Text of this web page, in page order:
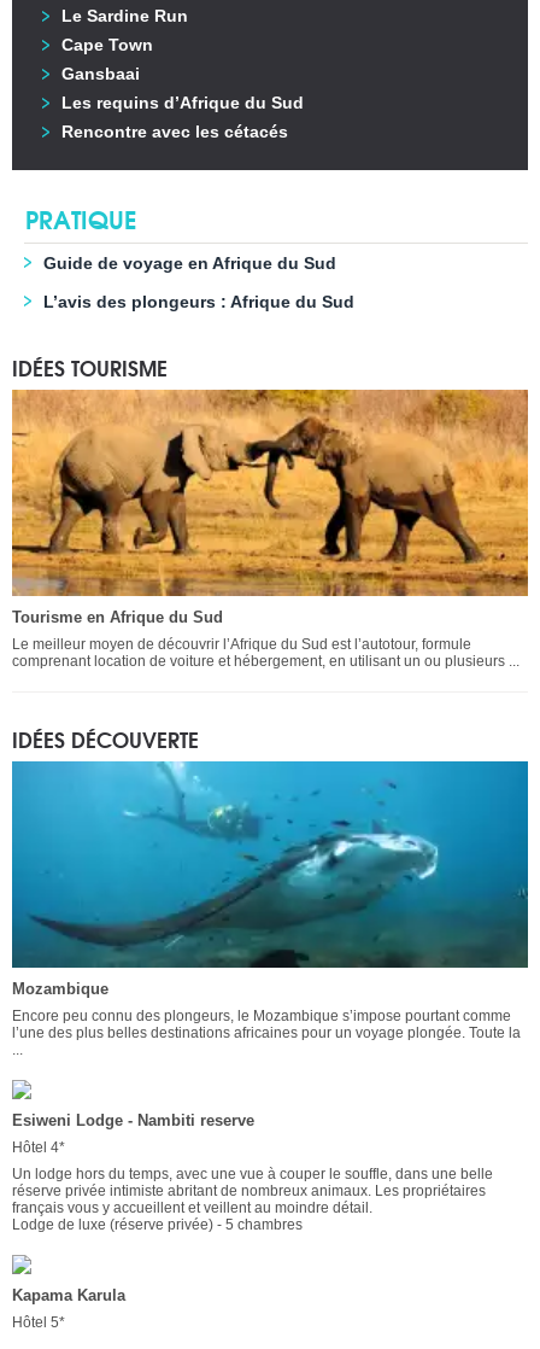
Le Sardine Run
Cape Town
Gansbaai
Les requins d’Afrique du Sud
Rencontre avec les cétacés
PRATIQUE
Guide de voyage en Afrique du Sud
L’avis des plongeurs : Afrique du Sud
IDÉES TOURISME
Tourisme en Afrique du Sud
Le meilleur moyen de découvrir l’Afrique du Sud est l’autotour, formule
comprenant location de voiture et hébergement, en utilisant un ou plusieurs ...
IDÉES DÉCOUVERTE
Mozambique
Encore peu connu des plongeurs, le Mozambique s’impose pourtant comme
l’une des plus belles destinations africaines pour un voyage plongée. Toute la
...
Esiweni Lodge - Nambiti reserve
Hôtel 4*
Un lodge hors du temps, avec une vue à couper le souffle, dans une belle
réserve privée intimiste abritant de nombreux animaux. Les propriétaires
français vous y accueillent et veillent au moindre détail.
Lodge de luxe (réserve privée) - 5 chambres
Kapama Karula
Hôtel 5*